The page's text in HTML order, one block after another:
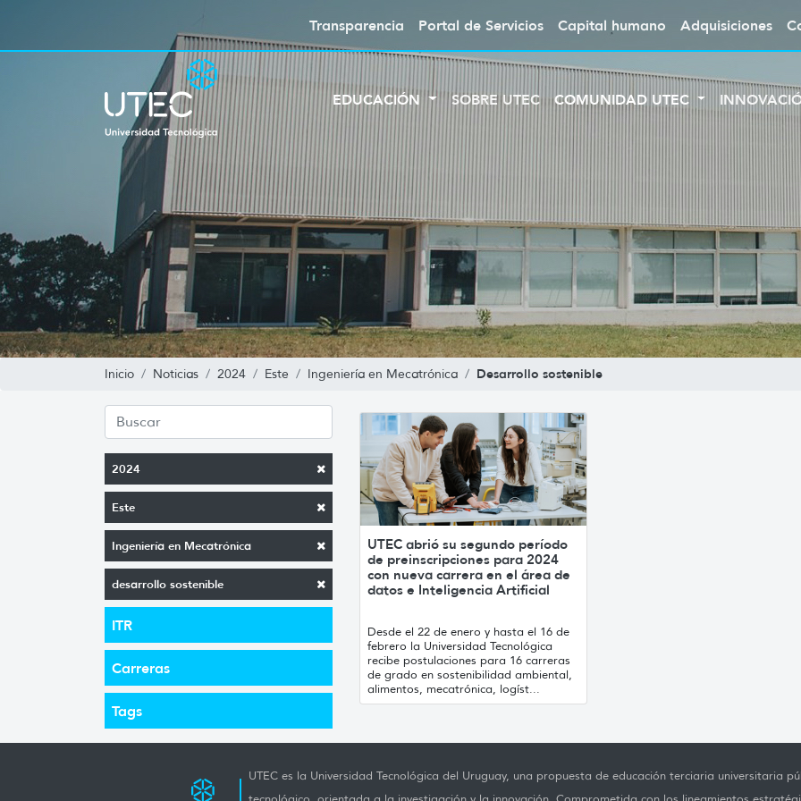
Transparencia Portal de Servicios Capital humano Adquisiciones
EDUCACIÓN SOBRE UTEC COMUNIDAD UTEC
Inicio Noticias 2024 Este Ingeniería en Mecatrónica Desarrollo sostenible
2024
Este
Ingeniería en Mecatrónica
desarrollo sostenible
ITR
Carreras
Tags
UTEC abrió su segundo período
de preinscripciones para 2024
con nueva carrera en el área de
datos e Inteligencia Artificial
Desde el 22 de enero y hasta el 16 de
febrero la Universidad Tecnológica
recibe postulaciones para 16 carreras
de grado en sostenibilidad ambiental,
alimentos, mecatrónica, logíst...
UTEC es la Universidad Tecnológica del Uruguay, una propuesta de educación terciaria universitaria